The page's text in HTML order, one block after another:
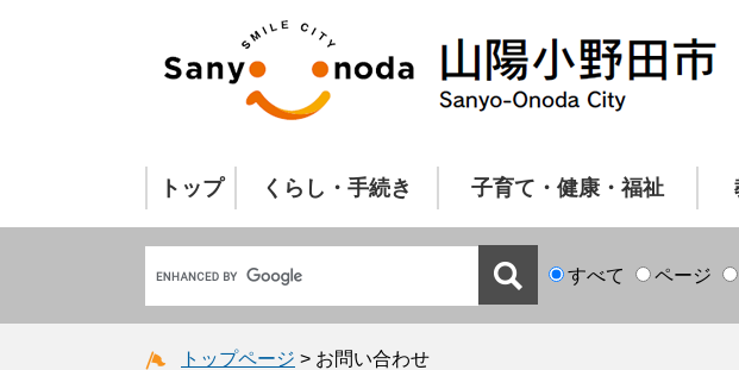
トップ くらし・手続き 子育て・健康・福祉
すべて ページ
トップページ > お問い合わせ